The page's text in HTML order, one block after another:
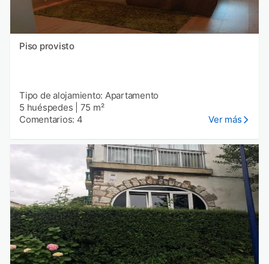
Piso provisto
Tipo de alojamiento: Apartamento
5 huéspedes
75 m²
Comentarios: 4
Ver más